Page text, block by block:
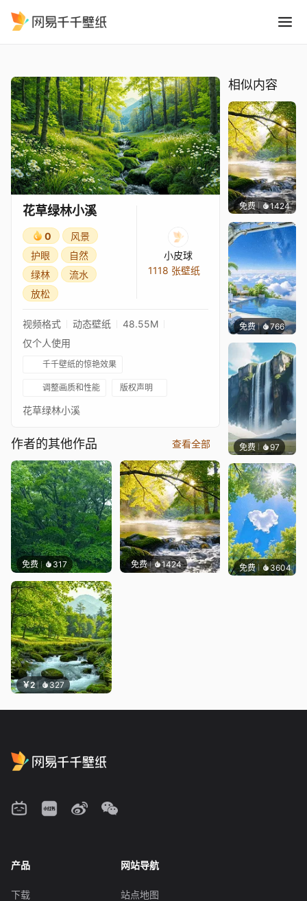
花草绿林小溪
0
风景
护眼
自然
绿林
流水
放松
小皮球
1118 张壁纸
视频格式 动态壁纸
48.55M
仅个人使用
千千壁纸的惊艳效果
调整画质和性能 版权声明
花草绿林小溪
作者的其他作品 查看全部
免费 317 免费 1424
￥2 327
相似内容
免费 1424小皮
免费 766豆子
免费 97
免费 3604豆子
产品
下载
网站导航
站点地图